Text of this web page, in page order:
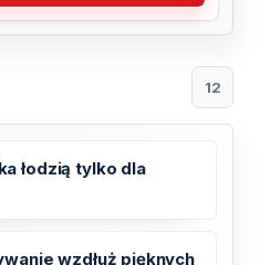
12
łodzią tylko dla
wzdłuż pięknych